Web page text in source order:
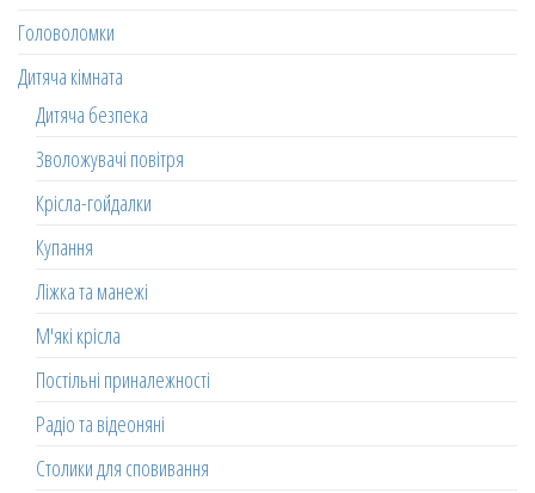
Головоломки
Дитяча кімната
Дитяча безпека
Зволожувачі повітря
Крісла-гойдалки
Купання
Ліжка та манежі
М'які крісла
Постільні приналежності
Радіо та відеоняні
Столики для сповивання